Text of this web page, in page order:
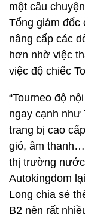
một câu
Tổng giám đốc
nâng cấp các
hơn nhờ việc
việc độ chiếc
“Tourneo độ
ngay cạnh như
trang bị cao
gió, âm
thị trường
Autokingdom
Long chia sẻ
B2 nên rất